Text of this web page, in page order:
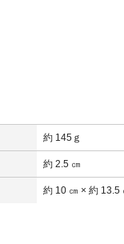
約 145ｇ
約 2.5 ㎝
約 10 ㎝ × 約 13.5